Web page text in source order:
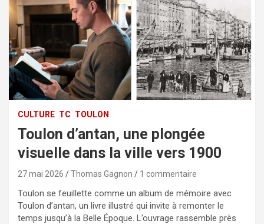
CULTURE TC TOULON
Toulon d’antan, une plongée
visuelle dans la ville vers 1900
27 mai 2026 Thomas Gagnon 1 commentaire
Toulon se feuillette comme un album de mémoire avec
Toulon d’antan, un livre illustré qui invite à remonter le
temps jusqu’à la Belle Époque. L’ouvrage rassemble près